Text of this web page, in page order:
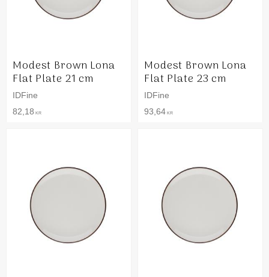
Modest Brown Lona
Flat Plate 21 cm
IDFine
82,18 KR
Modest Brown Lona
Flat Plate 23 cm
IDFine
93,64 KR